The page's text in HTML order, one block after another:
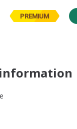
PREMIUM